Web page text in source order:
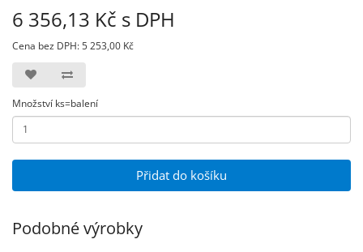
6 356,13 Kč s DPH
Cena bez DPH: 5 253,00 Kč
Množství ks=balení
Přidat do košíku
Podobné výrobky